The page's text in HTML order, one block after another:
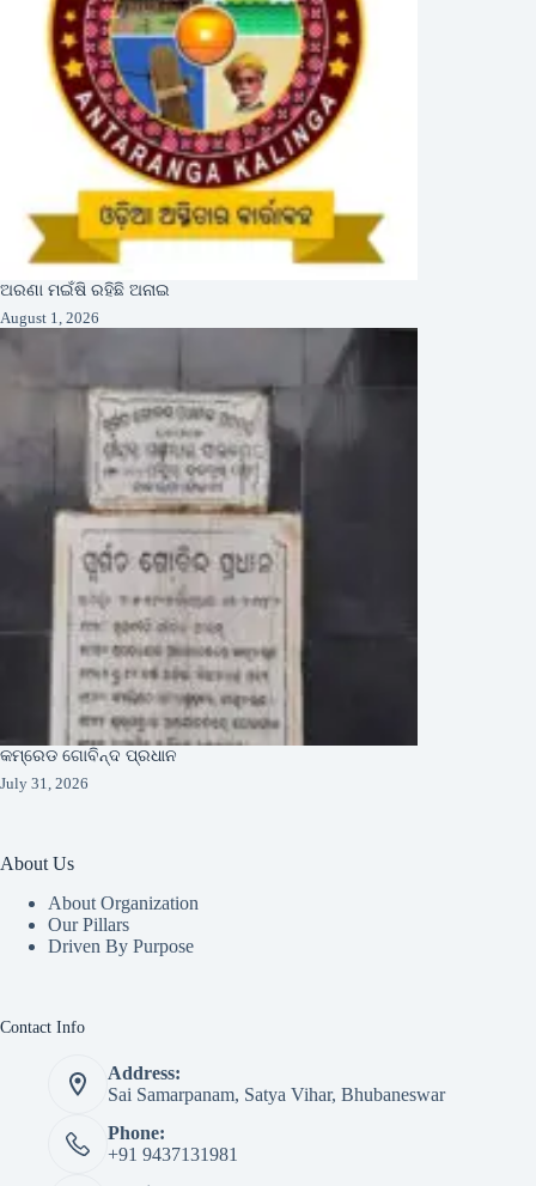
ଅରଣା ମଇଁଷି ରହିଛି ଅନାଇ
August 1, 2026
କମ୍ରେଡ ଗୋବିନ୍ଦ ପ୍ରଧାନ
July 31, 2026
About Us
About Organization
Our Pillars
Driven By Purpose​
Contact Info
Address:
Sai Samarpanam, Satya Vihar, Bhubaneswar
Phone:
+91 9437131981